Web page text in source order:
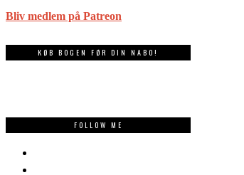
Bliv medlem på Patreon
KØB BOGEN FØR DIN NABO!
FOLLOW ME